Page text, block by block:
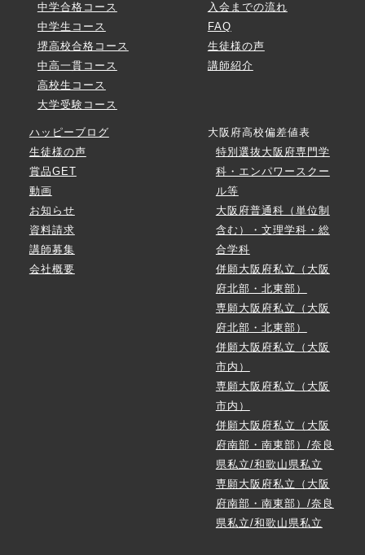
中学合格コース
中学生コース
堺高校合格コース
中高一貫コース
高校生コース
大学受験コース
入会までの流れ
FAQ
生徒様の声
講師紹介
ハッピーブログ
生徒様の声
賞品GET
動画
お知らせ
資料請求
講師募集
会社概要
大阪府高校偏差値表
特別選抜大阪府専門学
科・エンパワースクー
ル等
大阪府普通科（単位制
含む）・文理学科・総
合学科
併願大阪府私立（大阪
府北部・北東部）
専願大阪府私立（大阪
府北部・北東部）
併願大阪府私立（大阪
市内）
専願大阪府私立（大阪
市内）
併願大阪府私立（大阪
府南部・南東部）/奈良
県私立/和歌山県私立
専願大阪府私立（大阪
府南部・南東部）/奈良
県私立/和歌山県私立